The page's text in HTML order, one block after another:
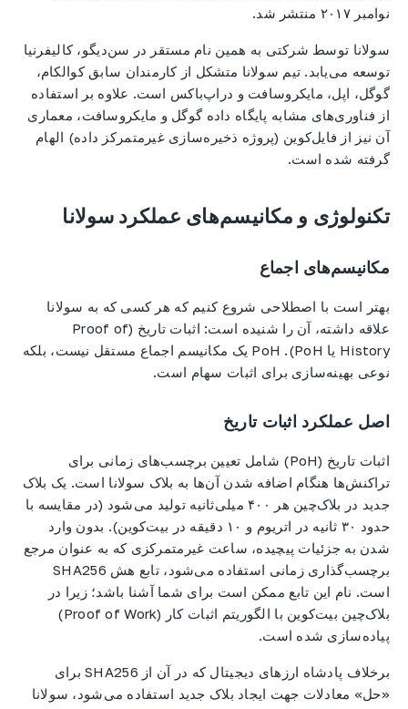
نوامبر ۲۰۱۷ منتشر شد.
سولانا توسط شرکتی به همین نام مستقر در سن‌دیگو، کالیفرنیا
توسعه می‌یابد. تیم سولانا متشکل از کارمندان سابق کوالکام،
گوگل، اپل، مایکروسافت و دراپ‌باکس است. علاوه بر استفاده
از فناوری‌های مشابه پایگاه داده گوگل و مایکروسافت، معماری
آن نیز از فایل‌کوین (پروژه ذخیره‌سازی غیرمتمرکز داده) الهام
گرفته شده است.
تکنولوژی و مکانیسم‌های عملکرد سولانا
مکانیسم‌های اجماع
بهتر است با اصطلاحی شروع کنیم که هر کسی که به سولانا
علاقه داشته، آن را شنیده است: اثبات تاریخ (Proof of
History یا PoH). PoH یک مکانیسم اجماع مستقل نیست، بلکه
نوعی بهینه‌سازی برای اثبات سهام است.
اصل عملکرد اثبات تاریخ
اثبات تاریخ (PoH) شامل تعیین برچسب‌های زمانی برای
تراکنش‌ها هنگام اضافه شدن آن‌ها به بلاک سولانا است. یک بلاک
جدید در بلاک‌چین هر ۴۰۰ میلی‌ثانیه تولید می‌شود (در مقایسه با
حدود ۳۰ ثانیه در اتریوم و ۱۰ دقیقه در بیت‌کوین). بدون وارد
شدن به جزئیات پیچیده، ساعت غیرمتمرکزی که به عنوان مرجع
برچسب‌گذاری زمانی استفاده می‌شود، تابع هش SHA256
است. نام این تابع ممکن است برای شما آشنا باشد؛ زیرا در
بلاک‌چین بیت‌کوین با الگوریتم اثبات کار (Proof of Work)
پیاده‌سازی شده است.
برخلاف پادشاه ارزهای دیجیتال که در آن از SHA256 برای
«حل» معادلات جهت ایجاد بلاک جدید استفاده می‌شود، سولانا